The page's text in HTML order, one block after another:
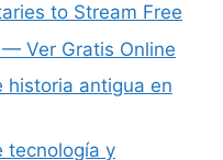
to Stream Free
Ver Gratis Online
historia antigua en
tecnología y